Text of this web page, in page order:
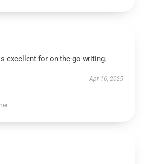
excellent for on-the-go writing.
Apr 16, 2025